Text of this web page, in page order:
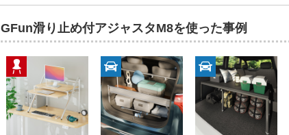
GFun滑り止め付アジャスタM8を使った事例